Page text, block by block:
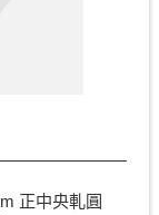
正中央軋圓